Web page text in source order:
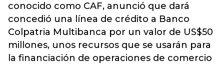
conocido como CAF, anunció que dará
concedió una línea de crédito a Banco
Colpatria Multibanca por un valor de US$50
millones, unos recursos que se usarán para
la financiación de operaciones de comercio